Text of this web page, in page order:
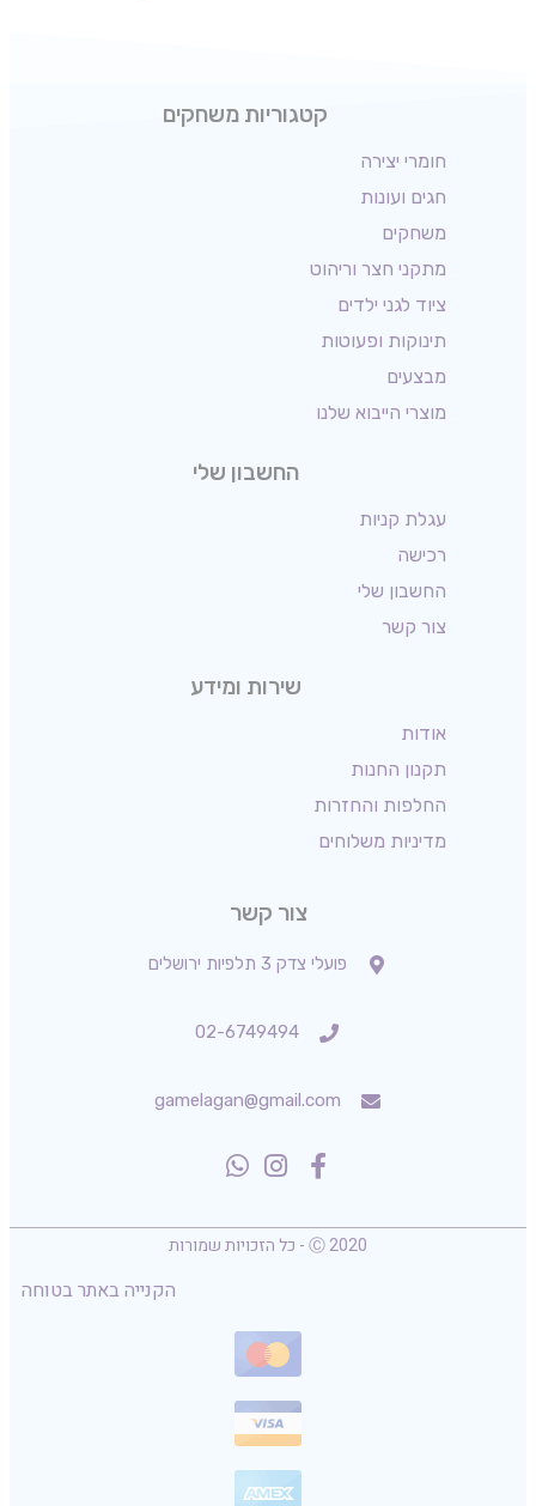
קטגוריות משחקים
חומרי יצירה
חגים ועונות
משחקים
מתקני חצר וריהוט
ציוד לגני ילדים
תינוקות ופעוטות
מבצעים
מוצרי הייבוא שלנו
החשבון שלי
עגלת קניות
רכישה
החשבון שלי
צור קשר
שירות ומידע
אודות
תקנון החנות
החלפות והחזרות
מדיניות משלוחים
צור קשר
פועלי צדק 3 תלפיות ירושלים
02-6749494
gamelagan@gmail.com
Ⓒ 2020 - כל הזכויות שמורות
הקנייה באתר בטוחה